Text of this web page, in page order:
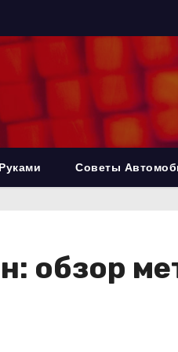
Советы
обзор